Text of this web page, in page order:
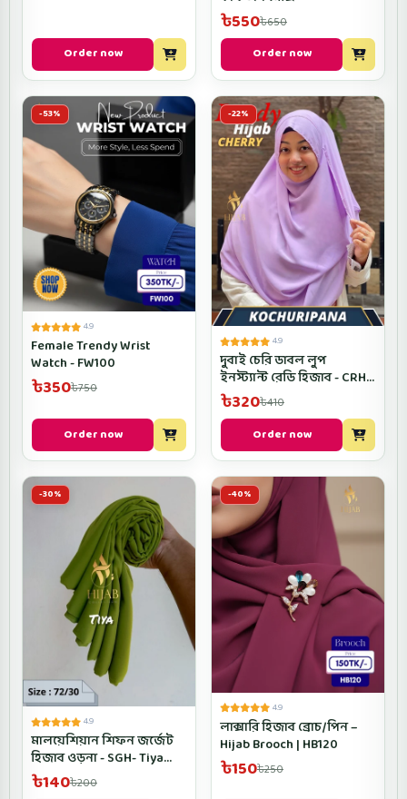
Order now
৳550৳650
Order now
-53%
4.9
Female Trendy Wrist
Watch - FW100
৳350৳750
Order now
-22%
4.9
দুবাই চেরি ডাবল লুপ
ইনস্ট্যান্ট রেডি হিজাব - CRH-
Kochuripana Color
৳320৳410
Order now
-30%
4.9
মালয়েশিয়ান শিফন জর্জেট
হিজাব ওড়না - SGH- Tiya
Color
৳140৳200
-40%
4.9
লাক্সারি হিজাব ব্রোচ/পিন –
Hijab Brooch | HB120
৳150৳250